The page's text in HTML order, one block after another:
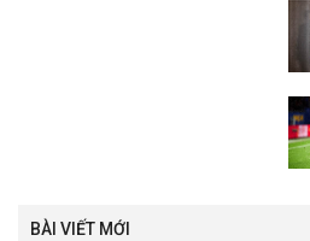
hè.
BÀI VIẾT MỚI